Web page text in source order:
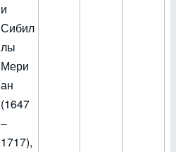
и
Сибил
лы
Мери
ан
(1647
–
1717),